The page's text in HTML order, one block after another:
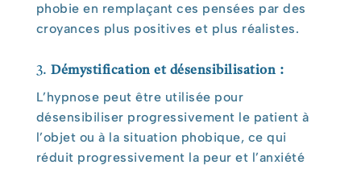
phobie en remplaçant ces pensées par des
croyances plus positives et plus réalistes.
3.Démystification et désensibilisation :
L’hypnose peut être utilisée pour
désensibiliser progressivement le patient à
l’objet ou à la situation phobique, ce qui
réduit progressivement la peur et l’anxiété